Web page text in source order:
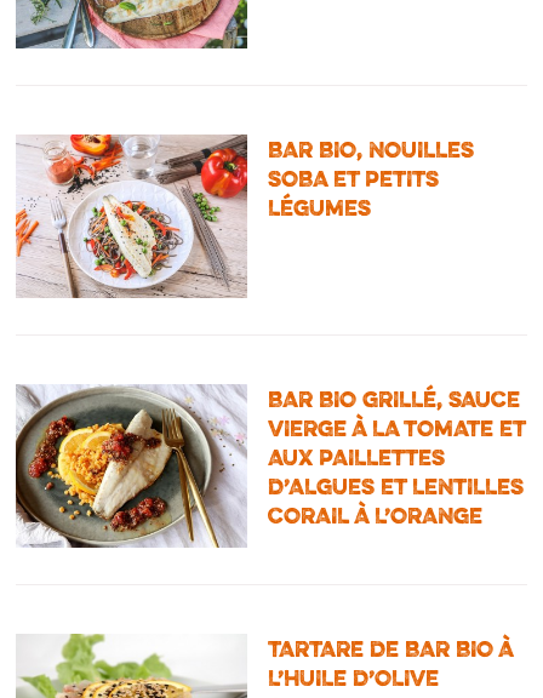
BAR BIO, NOUILLES
SOBA ET PETITS
LÉGUMES
BAR BIO GRILLÉ, SAUCE
VIERGE À LA TOMATE ET
AUX PAILLETTES
D’ALGUES ET LENTILLES
CORAIL À L’ORANGE
TARTARE DE BAR BIO À
L’HUILE D’OLIVE